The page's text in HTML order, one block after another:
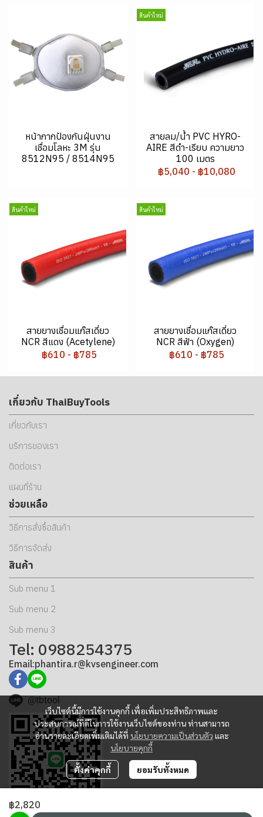
หน้ากากป้องกันฝุ่นงาน
เชื่อมโลหะ 3M รุ่น
8512N95 / 8514N95
สินค้าใหม่
สายลม/น้ำ PVC HYRO-
AIRE สีดำ-เรียบ ความยาว
100 เมตร
฿5,040 - ฿10,080
สินค้าใหม่
สายยางเชื่อมแก๊สเดี่ยว
NCR สีแดง (Acetylene)
฿610 - ฿785
สินค้าใหม่
สายยางเชื่อมแก๊สเดี่ยว
NCR สีฟ้า (Oxygen)
฿610 - ฿785
฿2,820
เว็บไซต์นี้มีการใช้งานคุกกี้ เพื่อเพิ่มประสิทธิภาพและ
ประสบการณ์ที่ดีในการใช้งานเว็บไซต์ของท่าน ท่านสามารถ
อ่านรายละเอียดเพิ่มเติมได้ที่ นโยบายความเป็นส่วนตัว และ
นโยบายคุกกี้
ตั้งค่าคุกกี้ ยอมรับทั้งหมด
เกี่ยวกับ ThaiBuyTools
เกี่ยวกับเรา
บริการของเรา
ติดต่อเรา
แผนที่ร้าน
ช่วยเหลือ
วิธีการสั่งซื้อสินค้า
วิธีการจัดส่ง
สินค้า
Sub menu 1
Sub menu 2
Sub menu 3
Tel: 0988254375
Email:phantira.r@kvsengineer.com
@tbtool